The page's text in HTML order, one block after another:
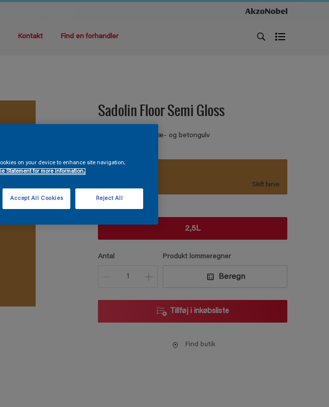
Kontakt Find en forhandler
Sadolin Floor Semi Gloss
GULVMALING Til træ- og betongulv
Skift farve
2,5L
Antal Produkt lommeregner
Beregn
Tillføj i inkøbsliste
Find butik
on your device to enhance site navigation,
Statement for more information.
Reject All
Accept All Cookies